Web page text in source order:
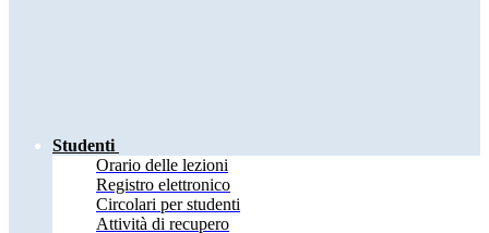
Studenti
Orario delle lezioni
Registro elettronico
Circolari per studenti
Attività di recupero